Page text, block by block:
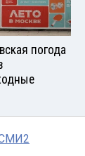
погода